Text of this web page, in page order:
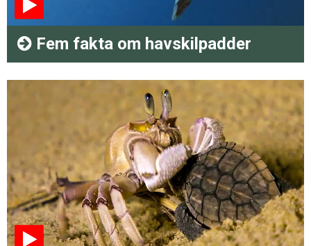
Fem fakta om havskilpadder